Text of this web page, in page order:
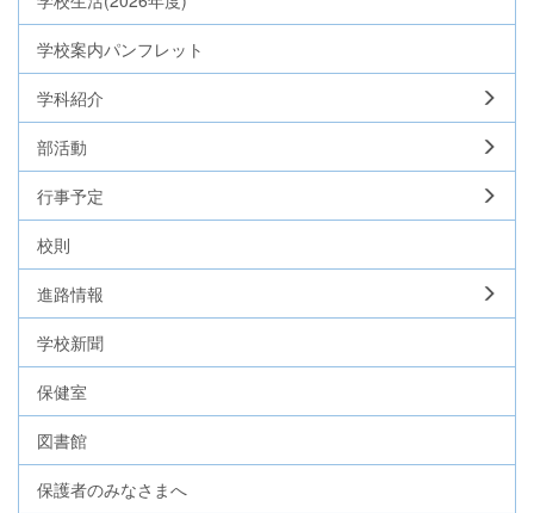
学校案内パンフレット
学科紹介
部活動
行事予定
校則
進路情報
学校新聞
保健室
図書館
保護者のみなさまへ